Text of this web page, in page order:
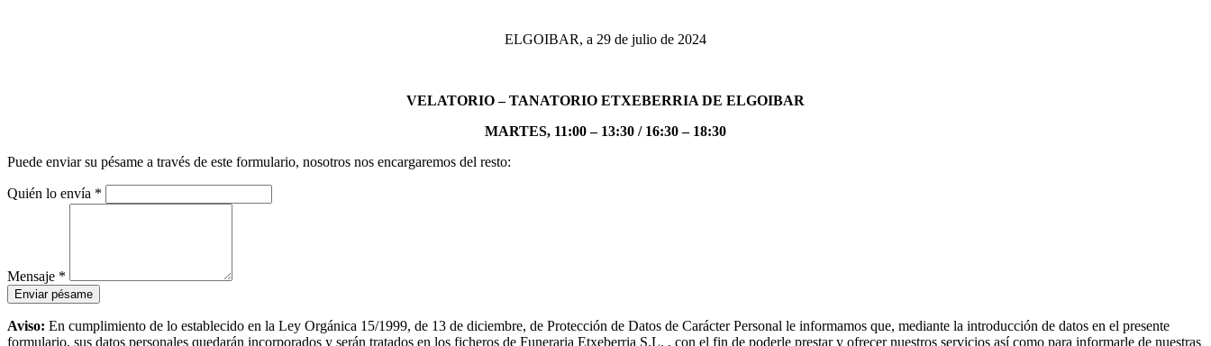
ELGOIBAR, a 29 de julio de 2024
VELATORIO – TANATORIO ETXEBERRIA DE ELGOIBAR
MARTES, 11:00 – 13:30 / 16:30 – 18:30
Puede enviar su pésame a través de este formulario, nosotros nos encargaremos del resto:
Quién lo envía *
Mensaje *
Aviso: En cumplimiento de lo establecido en la Ley Orgánica 15/1999, de 13 de diciembre, de Protección de Datos de Carácter Personal le informamos que, mediante la introducción de datos en el presente
formulario, sus datos personales quedarán incorporados y serán tratados en los ficheros de Funeraria Etxeberria S.L. , con el fin de poderle prestar y ofrecer nuestros servicios así como para informarle de nuestras